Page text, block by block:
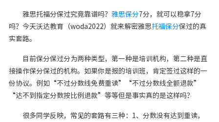
雅思托福分保过究竟靠谱吗？ 雅思保分 7分，就可以稳拿7分
吗？今天沃达教育（woda2022）就来解密雅思托福保分保过的真
实套路。
目前保分保过分为两种类型，第一种是培训机构，第二种是直
接操作保分保过的机构。如果你是报的培训班，肯定签过这样的一
份协议。例如“不过分数线免费重读”“不过分数线全额退款”
“达不到指定分数按比例退款”等等但是事实真的是这样吗？
很多同学反映，常见的套路有三种：1、分数没有达到重读，